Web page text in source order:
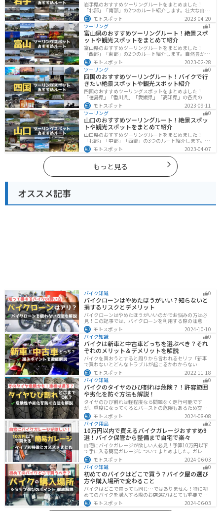
岩手県のおすすめツーリングルートをまとめました！
「北部」「南部」の2つのルート紹介します。壮大な自然
や歴史的な観光スポットが多く存在するので楽しめま
す。バイクで岩手県にツーリングに行く際は参考にして
ください。
モトスポット
2023-04-20
ツーリング
1
富山県のおすすめツーリングルート！絶景スポ
ットや観光スポットをまとめて紹介
富山県のおすすめツーリングルートをまとめました！
「西部」「東部」の2つのルート紹介します。自然豊かな
山と海、温泉が充実しており、美術館などもあるので、
自然を満喫するツーリングができます。バイクで富山県
にツーリングに行く際は参考にしてください。
モトスポット
2023-02-28
ツーリング
0
四国のおすすめツーリングルート！バイクで行
きたい絶景スポットや観光スポット紹介
四国のおすすめツーリングスポットをまとめました！
「徳島県」「香川県」「愛媛県」「高知県」の各県の観
光地紹介します。自然豊かな山々や湖、温泉地が点在
し、四季折々の景色を楽しめるスポットが多数ありま
す。バイクで四国にツーリングに行く際は参考にしてく
ださい。
モトスポット
2023-09-11
ツーリング
0
山口のおすすめツーリングルート！絶景スポッ
トや観光スポットをまとめて紹介
山口県のおすすめツーリングルートをまとめました！
「北部」「中部」「西部」の3つのルート紹介します。美
しい海岸線や山々を楽しむことができます。バイクで山
口県にツーリングに行く際は参考にしてください。
モトスポット 2023-04-07
もっと見る
オススメ記事
バイク知識 0
バイクローンはやめたほうがいい？知らないと
損するリスクとデメリット
バイクローンはやめたほうがいいのかでお悩みの方は必
見！この記事では、バイクローンを利用する際の注意点
や失敗しない選び方を解説しています。実は、バイクロ
ーンの選び方にはコツがあります。この記事を読めば、
自分に合った賢い選択をすることが可能です。
モトスポット
2024-10-10
バイク知識
0
バイクは新車と中古車どっちを選ぶべき？それ
ぞれのメリット＆デメリットを解説
バイクを買おうとすると周りから言われるセリフ「新車
で買わないとどんなトラブルが起こるかわからない
ぞ！」「いやいや、どうせ転ぶんだから中古車で十分
だ！」…いろんな意見があるから迷いますよね。でも新
車と中古車、どちらにも良い点と悪い点があるんです。
それぞれの特徴について解説します。
モトスポット
2022-11-18
バイク知識
0
バイクのタイヤのひび割れは危険？！許容範囲
や劣化を防ぐ方法も解説！
タイヤのひび割れは軽程度なら問題なく走行可能です
が、重度になってくるとバーストの危険もあるため交換
が必要です。どの程度なら大丈夫なのか、タイヤのひび
割れを防ぐ方法などまとめました。快適安全にバイクに
乗るためにもしっかりとチェックしておきましょう。
モトスポット
2024-08-08
バイク用品
2
10万円以内で買えるバイクガレージおすすめ9
選！バイク保管から整備まで自宅で楽々
自宅にバイクガレージが欲しい人必見！予算10万円以下
で手に入る簡易ガレージについてまとめました。ガレー
ジの種類やメリットデメリットからオススメ商品まで徹
底解説しますので、自宅にセキュリティの高いバイク保
管庫や整備場所が欲しい方は参考にしてください。
モトスポット
2024-06-03
バイク知識
0
初めてのバイクはどこで買う？バイク屋の選び
方や購入場所で変わること
バイクはどこで買っても同じ…ではありません！特に初
めてのバイクを購入する際のお店選びはとても重要で
す。どんなお店で購入するのがベストなのか？失敗しな
いお店選びのポイントをまとめます。
モトスポット 2024-06-03